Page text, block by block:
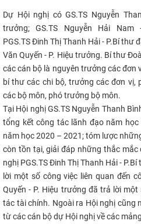
ĐÀO TẠO
ĐẢM BẢO CHẤT LƯỢNG
KHOA HỌC CÔNG NGHỆ
HTQT
CỰU NGƯỜI HỌC
Dự Hội nghị có GS.TS Nguyễn
trưởng; GS.TS Nguyễn Hải
PGS.TS Đinh Thị Thanh Hải - P.Bí thư
Văn Quyến - P. Hiệu trưởng. Bí thư
các cán bộ là nguyên trưởng các đơn
bí thư các chi bộ, trưởng các đơn vị,
các bộ môn, phó trưởng bộ môn.
Tại Hội nghịGS.TS Nguyễn Thanh
tổng kết công tác lãnh đạo năm
năm học 2020 – 2021; tóm lược
còn tồn tại, giải đáp những thắc
nghị PGS.TS Đinh Thị Thanh Hải -
lời một số công việc liên quan đến
Quyến - P. Hiệu trưởng đã trả lời
tác tài chính. Ngoài ra Hội nghị cũng
từ các cán bộ dự Hội nghị về các